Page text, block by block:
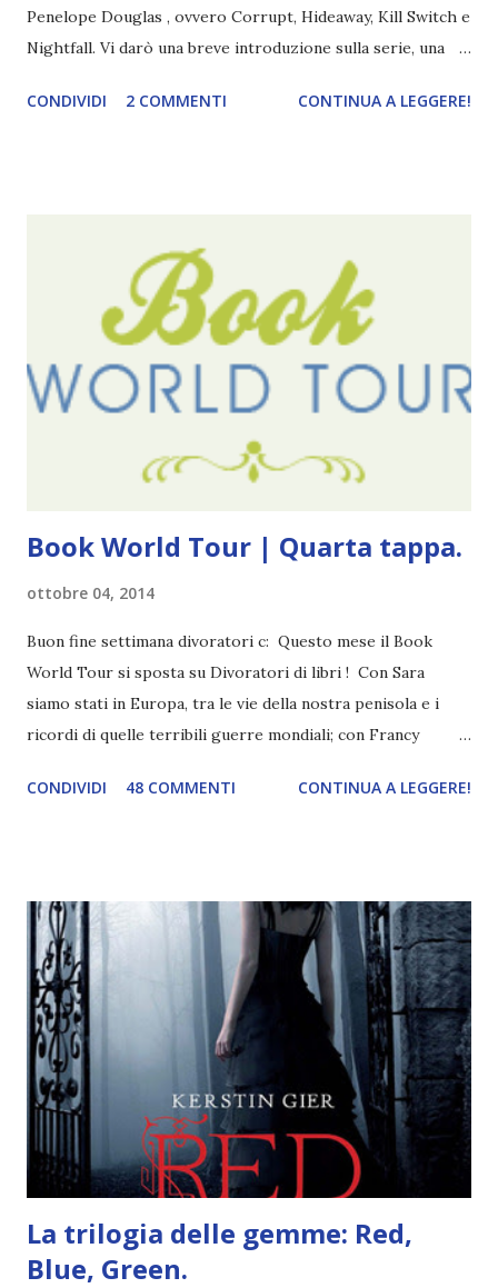
Penelope Douglas , ovvero Corrupt, Hideaway, Kill Switch e
Nightfall. Vi darò una breve introduzione sulla serie, una
e anche un breve commento sui libri singoli. I libri sono in
Pagine: 448 Editore: Newton Compton Editori
Pubblicazione: 10 Gennaio 2023 Traduttore: Laura Lancini
Trama: “Si chiama Michael Crist. È il fratello maggiore del
mio ragazzo ed è come quei film dell'orrore che guardi
coprendoti gli occhi. È bellissimo, forte, e assolutamente
visto, l'ho sentito. Le cose che ha fatto, i misfatti ch...
CONDIVIDI 2 COMMENTI CONTINUA A LEGGERE!
Book World Tour | Quarta tappa.
ottobre 04, 2014
Buon fine settimana divoratori c: Questo mese il Book
World Tour si sposta su Divoratori di libri ! Con Sara
siamo stati in Europa, tra le vie della nostra penisola e i
ricordi di quelle terribili guerre mondiali; con Francy
abbiamo vagato nella savana. Ora preparate le valigie che si
obiettivi! OBIETTIVI Iniziamo con un obiettivo facile facile:
un libro ambientato in Australia . Mare, mare, mare !
L'Oceania è circondata dal mare! Un libro nel quale il mare è
l'elemento fondamentale. Un libro sulle sirene, un libro con
protagonisti dei surfisti.. un libro importante nella storia
della letteratura australiana, neozelandese, ecc . l'Oceania
è ricca di natura! Leggete un libro con una cover molto, ...
CONDIVIDI 48 COMMENTI CONTINUA A LEGGERE!
La trilogia delle gemme: Red,
Blue, Green.